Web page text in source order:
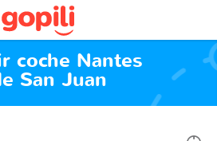
coche Nantes
San Juan